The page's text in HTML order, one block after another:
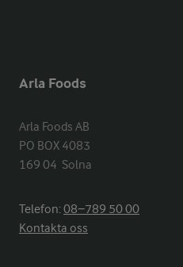
Arla Foods
Arla Foods AB
PO BOX 4083
169 04  Solna
Telefon:08−789 50 00
Kontakta oss